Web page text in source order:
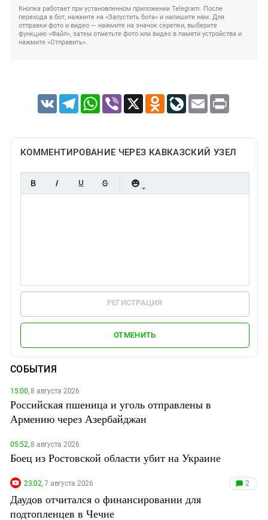
Кнопка работает при установленном приложении Telegram. После
перехода в бот, нажмите на «Запустить бота» и напишите нам. Для
отправки фото и видео — нажмите на значок скрепки, выберите
функцию «Файл», затем отметьте фото или видео в памяти устройства и
нажмите «Отправить».
VK TelegramWhatsApp
Viber X Odnoklassniki
LiveJournal
Email Print
КОММЕНТИРОВАНИЕ ЧЕРЕЗ КАВКАЗСКИЙ УЗЕЛ
РЕГИСТРАЦИЯ
ОТМЕНИТЬ
СОБЫТИЯ
15:00,8 августа 2026
Российская пшеница и уголь отправлены в
Армению через Азербайджан
05:52,8 августа 2026
Боец из Ростовской области убит на Украине
23:02,7 августа 2026 2
Даудов отчитался о финансировании для
подтопленцев в Чечне